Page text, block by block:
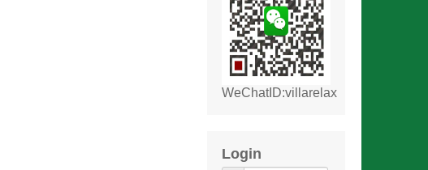
WeChatID:villarelax
Login